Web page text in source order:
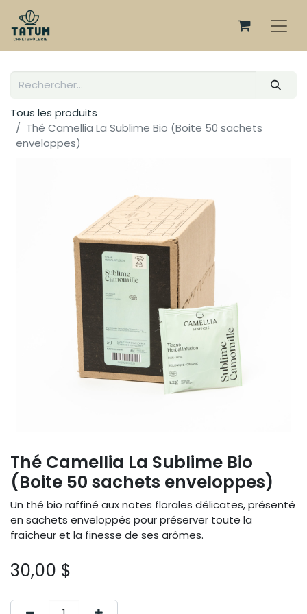
Tous les produits
Thé Camellia La Sublime Bio (Boite 50 sachets
enveloppes)
Thé Camellia La Sublime Bio
(Boite 50 sachets enveloppes)
Un thé bio raffiné aux notes florales délicates, présenté
en sachets enveloppés pour préserver toute la
fraîcheur et la finesse de ses arômes.
30,00 $